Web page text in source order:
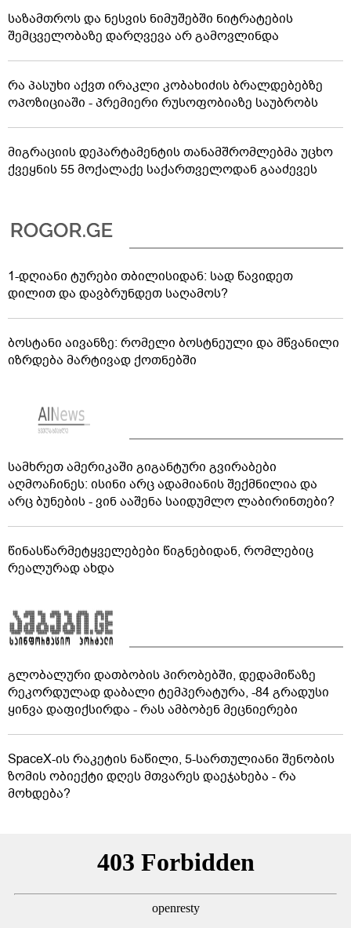
საზამთროს და ნესვის ნიმუშებში ნიტრატების
შემცველობაზე დარღვევა არ გამოვლინდა
რა პასუხი აქვთ ირაკლი კობახიძის ბრალდებებზე
ოპოზიციაში - პრემიერი რუსოფობიაზე საუბრობს
მიგრაციის დეპარტამენტის თანამშრომლებმა უცხო
ქვეყნის 55 მოქალაქე საქართველოდან გააძევეს
1-დღიანი ტურები თბილისიდან: სად წავიდეთ
დილით და დავბრუნდეთ საღამოს?
ბოსტანი აივანზე: რომელი ბოსტნეული და მწვანილი
იზრდება მარტივად ქოთნებში
სამხრეთ ამერიკაში გიგანტური გვირაბები
აღმოაჩინეს: ისინი არც ადამიანის შექმნილია და
არც ბუნების - ვინ ააშენა საიდუმლო ლაბირინთები?
წინასწარმეტყველებები წიგნებიდან, რომლებიც
რეალურად ახდა
გლობალური დათბობის პირობებში, დედამიწაზე
რეკორდულად დაბალი ტემპერატურა, -84 გრადუსი
ყინვა დაფიქსირდა - რას ამბობენ მეცნიერები
SpaceX-ის რაკეტის ნაწილი, 5-სართულიანი შენობის
ზომის ობიექტი დღეს მთვარეს დაეჯახება - რა
მოხდება?